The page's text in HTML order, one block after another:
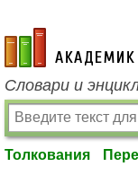
academic.ru
Словари и
Толкования